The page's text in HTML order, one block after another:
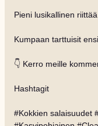
Pieni lusikallinen
Kumpaan tarttuisit
👇 Kerro meille
Hashtagit
#Kokkien salaisuudet